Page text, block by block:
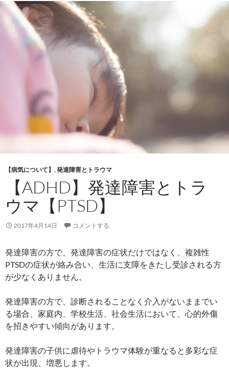
【病気について】 ,発達障害とトラウマ
【ADHD】発達障害とトラ
ウマ【PTSD】
2017年4月14日 コメントする
発達障害の方で、発達障害の症状だけではなく、複雑性
PTSDの症状が絡み合い、生活に支障をきたし受診される方
が少なくありません。
発達障害の方で、診断されることなく介入がないままでい
る場合、家庭内、学校生活、社会生活において、心的外傷
を招きやすい傾向があります。
発達障害の子供に虐待やトラウマ体験が重なると多彩な症
状が出現、増悪します。